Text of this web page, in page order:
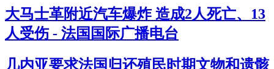
大马士革附近汽车爆炸 造成2人死亡、13
人受伤 - 法国国际广播电台
几内亚要求法国归还殖民时期文物和遗骸